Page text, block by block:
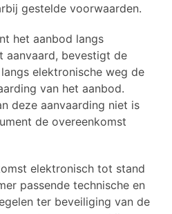
gestelde voorwaarden.
het aanbod langs
aanvaard, bevestigt de
elektronische weg de
van het aanbod.
deze aanvaarding niet is
de overeenkomst
elektronisch tot stand
passende technische en
ter beveiliging van de